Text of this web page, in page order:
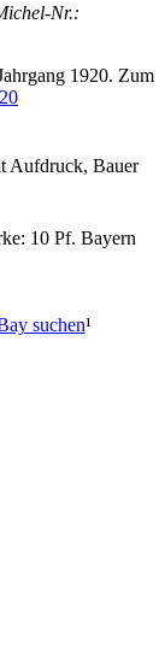
Nr.:
1920. Zum
Aufdruck, Bauer
10 Pf. Bayern
suchen¹